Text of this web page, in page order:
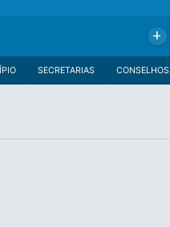
Add
CONSELHOS
SECRETARIAS